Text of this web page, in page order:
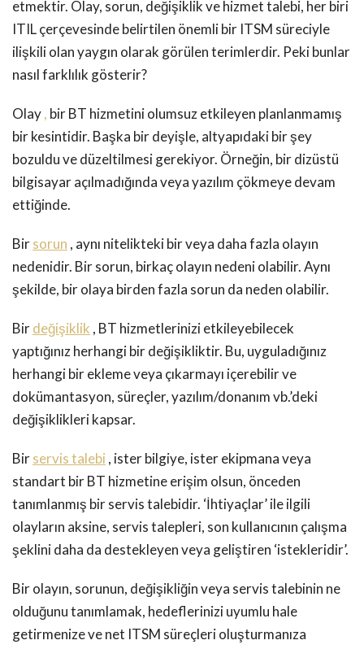
etmektir. Olay, sorun, değişiklik ve hizmet talebi, her biri
ITIL çerçevesinde belirtilen önemli bir ITSM süreciyle
ilişkili olan yaygın olarak görülen terimlerdir. Peki bunlar
nasıl farklılık gösterir?
Olay, bir BT hizmetini olumsuz etkileyen planlanmamış
bir kesintidir. Başka bir deyişle, altyapıdaki bir şey
bozuldu ve düzeltilmesi gerekiyor. Örneğin, bir dizüstü
bilgisayar açılmadığında veya yazılım çökmeye devam
ettiğinde.
Birsorun , aynı nitelikteki bir veya daha fazla olayın
nedenidir. Bir sorun, birkaç olayın nedeni olabilir. Aynı
şekilde, bir olaya birden fazla sorun da neden olabilir.
Birdeğişiklik , BT hizmetlerinizi etkileyebilecek
yaptığınız herhangi bir değişikliktir. Bu, uyguladığınız
herhangi bir ekleme veya çıkarmayı içerebilir ve
dokümantasyon, süreçler, yazılım/donanım vb.’deki
değişiklikleri kapsar.
Birservis talebi , ister bilgiye, ister ekipmana veya
standart bir BT hizmetine erişim olsun, önceden
tanımlanmış bir servis talebidir. ‘İhtiyaçlar’ ile ilgili
olayların aksine, servis talepleri, son kullanıcının çalışma
şeklini daha da destekleyen veya geliştiren ‘istekleridir’.
Bir olayın, sorunun, değişikliğin veya servis talebinin ne
olduğunu tanımlamak, hedeflerinizi uyumlu hale
getirmenize ve net ITSM süreçleri oluşturmanıza